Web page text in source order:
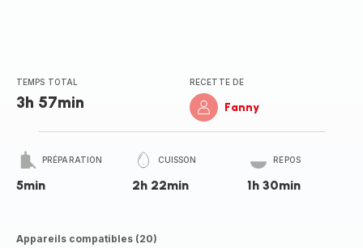
TEMPS TOTAL
3h 57min
RECETTE DE
Fanny
PRÉPARATION
5min
CUISSON
2h 22min
REPOS
1h 30min
Appareils compatibles (20)